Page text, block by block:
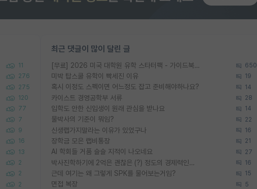
11
276
275
120
77
7
9
16
13
2
2
2
최근 댓글이 많이 달린 글
[무료] 2026 미국 대학원 유학 스타터팩 - 가이드북 & 합격자 컨택메일 템플릿 650
미박 탑스쿨 유학이 빡세진 이유 19
혹시 이정도 스펙이면 어느정도 잡고 준비해야하나요? 14
카이스트 경영공학부 서류 28
입학도 안한 신입생이 원래 관심을 받나요 14
물박사의 기준이 뭐임? 22
신생랩가지말라는 이유가 있었구나 16
장학금 모은 랩비통장 21
AI 학회들 거품 슬슬 지적이 나오네요 27
박사진학하기에 2억은 괜찮은 (?) 정도의 경제력인가요 16
근데 여기는 왜 그렇게 SPK를 물어보는거임? 15
면접 복장 5